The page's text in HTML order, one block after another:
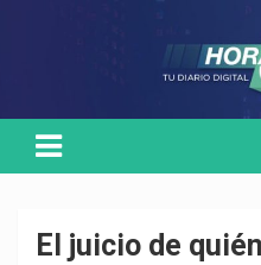
El juicio de